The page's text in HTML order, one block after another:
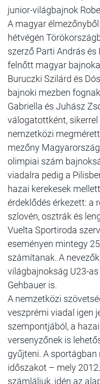
junior-világbajnok
A magyar
hétvégén
szerző Parti András
felnőtt magyar
Buruczki Szilárd és
bajnoki mezben
Gabriella és Juhász
válogatottként,
nemzetközi
mezőny
olimpiai szám
viadalra pedig a
hazai kerekesek
érdeklődés érkezett: a
szlovén, osztrák és
Vuelta Sportiroda
eseményen mintegy
számítanak. A
világbajnokság U23-
Gehbauer is.
A nemzetközi
veszprémi viadal igen
szempontjából, a
versenyzőnek is
gyűjteni. A
időszakot – mely
számláljuk, idén az